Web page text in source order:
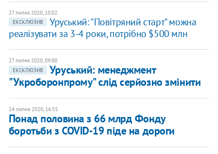
27 липня 2020, 10:02
ЕКСКЛЮЗИВ
Уруський: "Повітряний старт" можна
реалізувати за 3-4 роки, потрібно $500 млн
27 липня 2020, 09:00
ЕКСКЛЮЗИВ
​Уруський: менеджмент
"Укроборонпрому" слід серйозно змінити
24 липня 2020, 16:55
Понад половина з 66 млрд Фонду
боротьби з COVID-19 піде на дороги